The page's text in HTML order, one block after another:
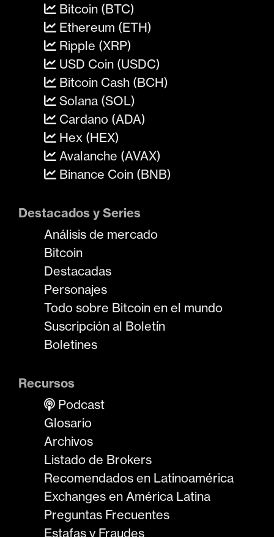
Bitcoin (BTC)
Ethereum (ETH)
Ripple (XRP)
USD Coin (USDC)
Bitcoin Cash (BCH)
Solana (SOL)
Cardano (ADA)
Hex (HEX)
Avalanche (AVAX)
Binance Coin (BNB)
Destacados y Series
Análisis de mercado
Bitcoin
Destacadas
Personajes
Todo sobre Bitcoin en el mundo
Suscripción al Boletín
Boletines
Recursos
Podcast
Glosario
Archivos
Listado de Brokers
Recomendados en Latinoamérica
Exchanges en América Latina
Preguntas Frecuentes
Estafas y Fraudes